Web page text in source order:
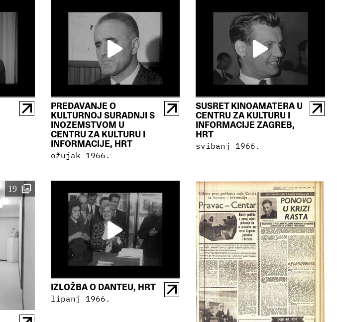
PREDAVANJE O
KULTURNOJ SURADNJI S
INOZEMSTVOM U
CENTRU ZA KULTURU I
INFORMACIJE, HRT
ožujak 1966.
SUSRET KINOAMATERA U
CENTRU ZA KULTURU I
INFORMACIJE ZAGREB,
HRT
svibanj 1966.
19
IZLOŽBA O DANTEU, HRT
lipanj 1966.